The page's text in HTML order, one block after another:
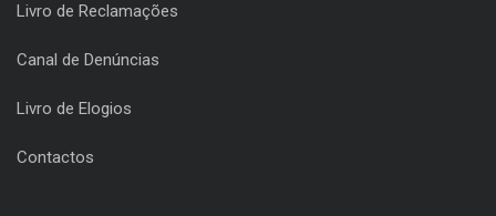
Livro de Reclamações
Canal de Denúncias
Livro de Elogios
Contactos